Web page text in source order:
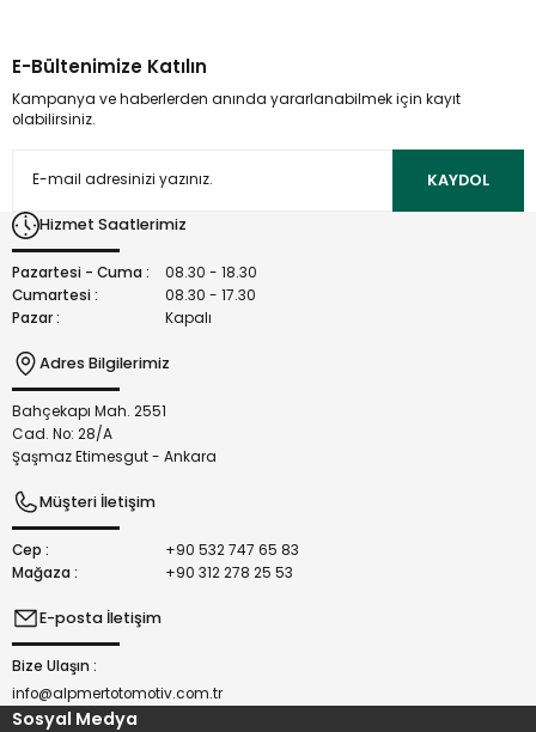
kullanarak tarafımıza iletebilirsiniz.
Görüş ve önerileriniz için teşekkür ederiz.
Ürün açıklamasında eksik bilgiler bulunuyor.
Bu ürüne benzer farklı alternatifler olmalı.
E-Bültenimize Katılın
Kampanya ve haberlerden anında yararlanabilmek için kayıt
olabilirsiniz.
KAYDOL
Hizmet Saatlerimiz
Pazartesi - Cuma :
08.30 - 18.30
Cumartesi :
08.30 - 17.30
Pazar :
Kapalı
Adres Bilgilerimiz
Bahçekapı Mah. 2551
Cad. No: 28/A
Şaşmaz Etimesgut - Ankara
Müşteri İletişim
Cep :
+90 532 747 65 83
Mağaza :
+90 312 278 25 53
E-posta İletişim
Bize Ulaşın :
info@alpmertotomotiv.com.tr
Sosyal Medya